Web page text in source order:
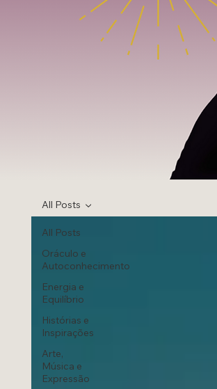
All Posts
Oráculo e
Autoconhecimento
Energia e
Equilíbrio
Histórias e
Inspirações
Arte,
Música e
Expressão
All Posts